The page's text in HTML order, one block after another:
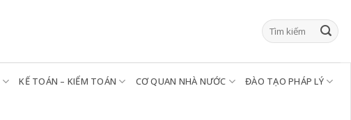
KẾ TOÁN – KIỂM TOÁN CƠ QUAN NHÀ NƯỚC ĐÀO TẠO PHÁP LÝ